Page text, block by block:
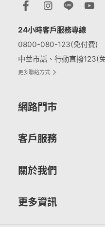
24小時客戶服務專線
0800-080-123(免付費)
中華市話、行動直撥123(
更多聯絡方式
網路門市
客戶服務
關於我們
更多資訊